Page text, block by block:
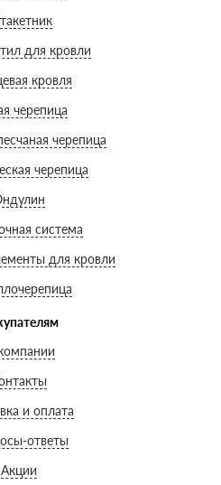
для кровли
кровля
черепица
черепица
черепица
система
для кровли
и оплата
ответы
Акции